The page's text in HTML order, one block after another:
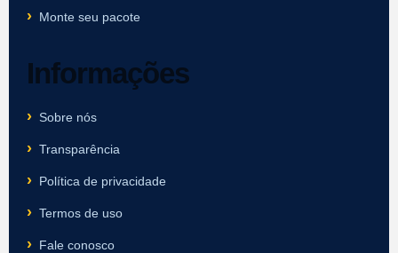
Monte seu pacote
Informações
Sobre nós
Transparência
Política de privacidade
Termos de uso
Fale conosco